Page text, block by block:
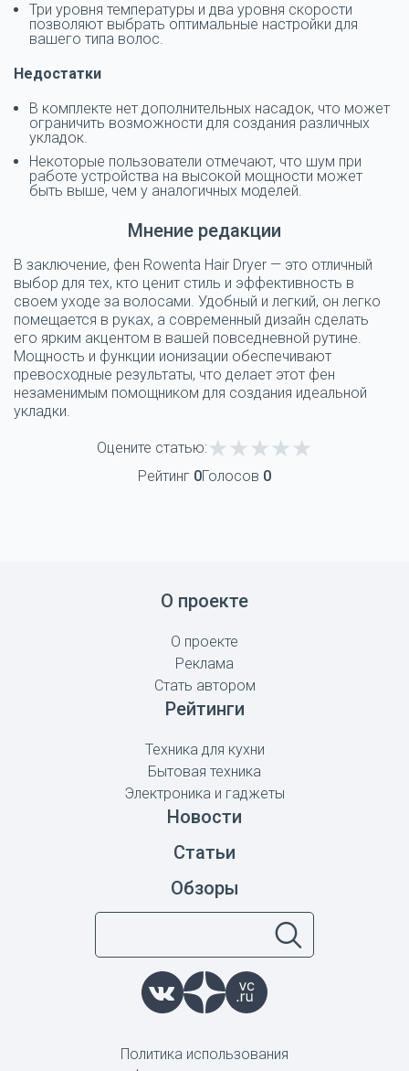
Три уровня температуры и два уровня скорости
позволяют выбрать оптимальные настройки для
вашего типа волос.
Недостатки
В комплекте нет дополнительных насадок, что может
ограничить возможности для создания различных
укладок.
Некоторые пользователи отмечают, что шум при
работе устройства на высокой мощности может
быть выше, чем у аналогичных моделей.
Мнение редакции
В заключение, фен Rowenta Hair Dryer — это отличный
выбор для тех, кто ценит стиль и эффективность в
своем уходе за волосами. Удобный и легкий, он легко
помещается в руках, а современный дизайн сделать
его ярким акцентом в вашей повседневной рутине.
Мощность и функции ионизации обеспечивают
превосходные результаты, что делает этот фен
незаменимым помощником для создания идеальной
укладки.
Оцените статью:
Рейтинг 0Голосов 0
О проекте
О проекте
Реклама
Стать автором
Рейтинги
Техника для кухни
Бытовая техника
Электроника и гаджеты
Новости
Статьи
Обзоры
Политика использования